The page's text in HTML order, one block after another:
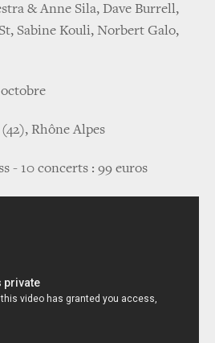
& Anne Sila, Dave Burrell,
Sabine Kouli, Norbert Galo,
octobre
Rhône Alpes
- 10 concerts : 99 euros